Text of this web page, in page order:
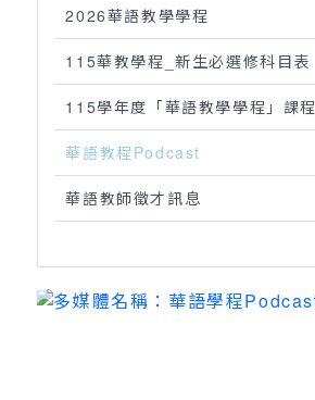
2026華語教學學程
115華教學程_新生必選修科目表
115學年度「華語教學學程」課程
華語教程Podcast
華語教師徵才訊息